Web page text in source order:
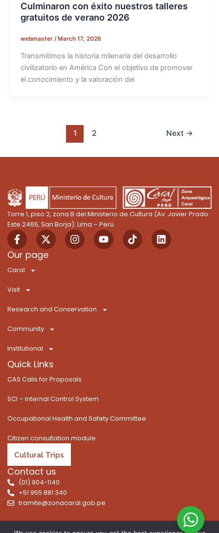
Culminaron con éxito nuestros talleres
gratuitos de verano 2026
webmaster / March 17, 2026
Transmitimos la historia milenaria del desarrollo
civilizatorio en América Con el objetivo de promover
el conocimiento y la valoración del
1 2 Next →
Torre 1, piso 2, zona B del Ministerio de Cultura (Av. Javier Prado
Este 2465, San Borja). Lima – Perú
F
a
c
b
o
-
X
-
t
r
I
n
m
Y
o
T
i
L
i
Our page
Caral
Visit
Research and Conservation
Community
Institutional
Quick Links
CAS Calls for Proposals
SCI – Internal Control System
Occupational Health and Safety Committee
Citizen consultation module
Cultural Trips
Contact us
(01) 904-1140
+51 955 881 340
tramite@zonacaral.gob.pe